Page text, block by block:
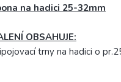
na hadici 25-32mm
OBSAHUJE:
trny na hadici o